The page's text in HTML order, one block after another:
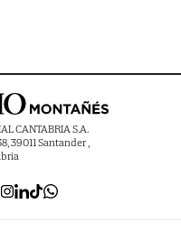
CANTABRIA S.A.
39011 Santander ,